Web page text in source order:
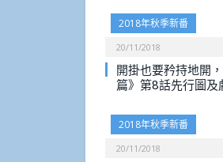
2018年秋季新番
20/11/2018
開掛也要矜持地開
篇》第8話先行圖及
2018年秋季新番
20/11/2018